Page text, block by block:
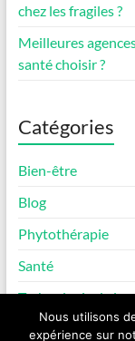
chez les fragiles ?
Meilleures
santé choisir ?
Catégories
Bien-être
Blog
Phytothérapie
Santé
Technologie de la
Nous utilisons
expérience sur